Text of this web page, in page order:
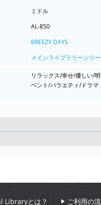
ミドル
AL-850
BREEZY DAYS
メインライブラリーシリー
リラックス/幸せ/優しい/
ベント/バラエティ/ドラマ
Libraryとは？ ご利用の